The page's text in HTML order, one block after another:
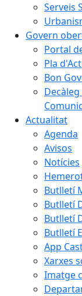
Serveis
Govern
Portal
Pla
Bon
Actualitat
Agenda
Avisos
Notícies
Butlletí
Butlletí
Butlletí
Butlletí
App
Xarxes
Imatge